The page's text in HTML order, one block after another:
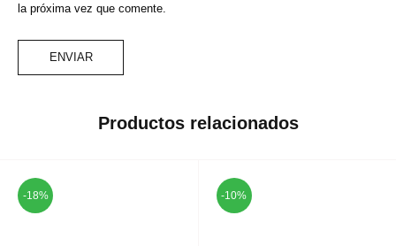
la próxima vez que comente.
Productos relacionados
-18% -10%